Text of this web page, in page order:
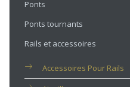
Ponts
Ponts tournants
Rails et accessoires
Accessoires Pour Rails